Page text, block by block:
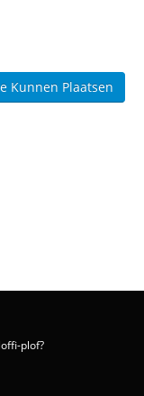
Kunnen Plaatsen
plof?